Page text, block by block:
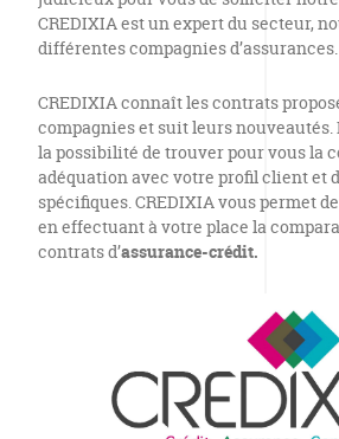
CREDIXIA est un expert du secteur,
différentes compagnies d’assurances.
CREDIXIA connaît les contrats
compagnies et suit leurs nouveautés.
la possibilité de trouver pour vous la
adéquation avec votre profil client et
spécifiques. CREDIXIA vous permet
en effectuant à votre place la
contrats d’assurance-crédit.